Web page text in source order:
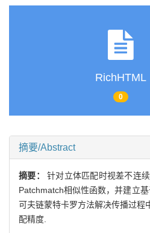
RichHTML
0
摘要/Abstract
摘要： 针对立体匹配时视差不连
Patchmatch相似性函数，并建立
可夫链蒙特卡罗方法解决传播过程
配精度.